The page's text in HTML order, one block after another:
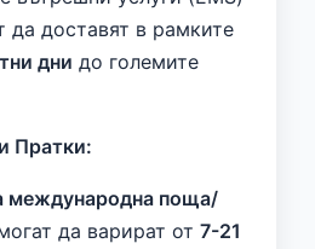
да доставят в рамките
дни до големите
Пратки:
международна поща/
да варират от 7-21